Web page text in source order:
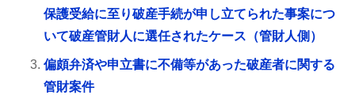
保護受給に至り破産手続が申し立てられた事案につ
いて破産管財人に選任されたケース（管財人側）
偏頗弁済や申立書に不備等があった破産者に関する
管財案件